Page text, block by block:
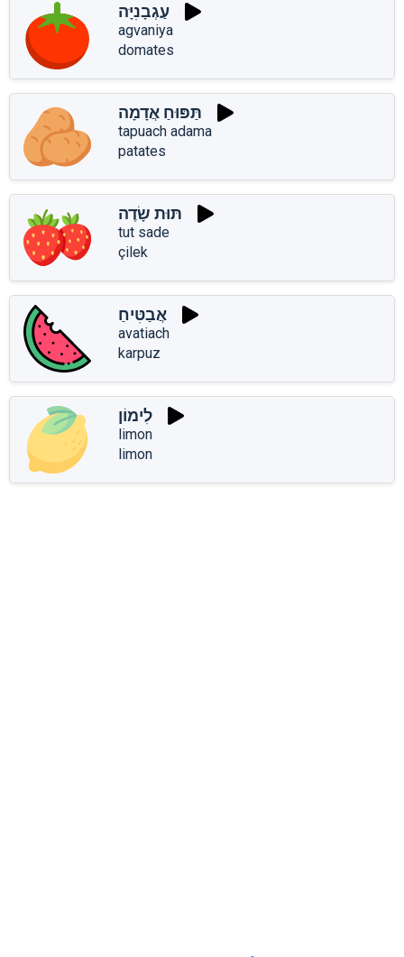
עַגְבָנִיָּה
agvaniya
domates
תַּפּוּחַ אֲדָמָה
tapuach adama
patates
תּוּת שָׂדֶה
tut sade
çilek
אֲבַטִּיחַ
avatiach
karpuz
לִימוֹן
limon
limon